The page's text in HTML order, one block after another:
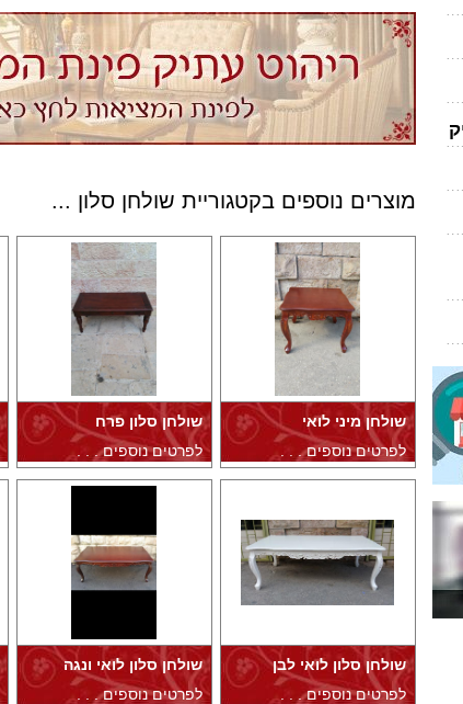
מוצרים נוספים בקטגוריית שולחן סלון ...
שולחן מיני לואי
לפרטים נוספים . . .
שולחן סלון פרח
לפרטים נוספים . . .
שולחן סלון לואי לבן
לפרטים נוספים . . .
שולחן סלון לואי ונגה
לפרטים נוספים . . .